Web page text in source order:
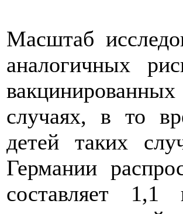
Масштаб
аналогичных
случаях, в то
детей таких
Германии
составляет